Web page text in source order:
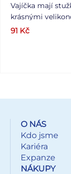
Vajíčka mají
krásnými
okouzlující
použít na
91 Kč
O NÁS
Kdo jsme
Kariéra
Expanze
NÁKUPY